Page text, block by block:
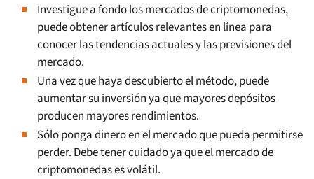
Investigue a fondo los mercados de criptomonedas,
puede obtener artículos relevantes en línea para
conocer las tendencias actuales y las previsiones del
mercado.
Una vez que haya descubierto el método, puede
aumentar su inversión ya que mayores depósitos
producen mayores rendimientos.
Sólo ponga dinero en el mercado que pueda permitirse
perder. Debe tener cuidado ya que el mercado de
criptomonedas es volátil.